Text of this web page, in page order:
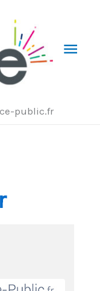
public.fr